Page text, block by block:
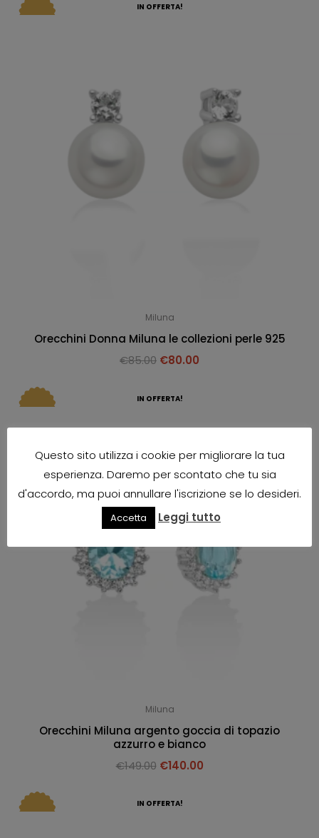
IN OFFERTA!
Miluna
Orecchini Donna Miluna le collezioni perle 925
€85.00 €80.00
IN OFFERTA!
Miluna
Orecchini Miluna argento goccia di topazio
azzurro e bianco
€149.00 €140.00
IN OFFERTA!
Questo sito utilizza i cookie per migliorare la tua
esperienza. Daremo per scontato che tu sia
d'accordo, ma puoi annullare l'iscrizione se lo desideri.
Accetta Leggi tutto